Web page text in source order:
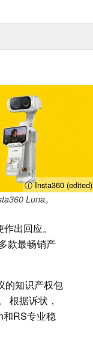
ⓘ Insta360 (edited)
Luna。
出回应。
款最畅销产
的知识产权包
根据诉状，
和RS专业稳